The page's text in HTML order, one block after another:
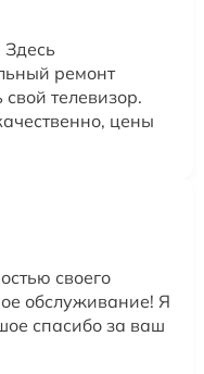
Здесь
ремонт
телевизор.
цены
своего
обслуживание! Я
спасибо за ваш